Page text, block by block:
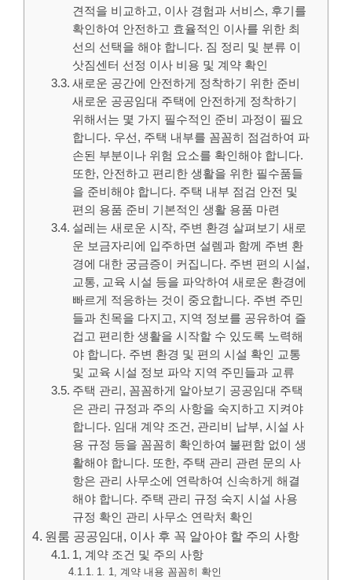
견적을 비교하고, 이사 경험과 서비스, 후기를
확인하여 안전하고 효율적인 이사를 위한 최
선의 선택을 해야 합니다. 짐 정리 및 분류 이
삿짐센터 선정 이사 비용 및 계약 확인
새로운 공간에 안전하게 정착하기 위한 준비
새로운 공공임대 주택에 안전하게 정착하기
위해서는 몇 가지 필수적인 준비 과정이 필요
합니다. 우선, 주택 내부를 꼼꼼히 점검하여 파
손된 부분이나 위험 요소를 확인해야 합니다.
또한, 안전하고 편리한 생활을 위한 필수품들
을 준비해야 합니다. 주택 내부 점검 안전 및
편의 용품 준비 기본적인 생활 용품 마련
설레는 새로운 시작, 주변 환경 살펴보기 새로
운 보금자리에 입주하면 설렘과 함께 주변 환
경에 대한 궁금증이 커집니다. 주변 편의 시설,
교통, 교육 시설 등을 파악하여 새로운 환경에
빠르게 적응하는 것이 중요합니다. 주변 주민
들과 친목을 다지고, 지역 정보를 공유하여 즐
겁고 편리한 생활을 시작할 수 있도록 노력해
야 합니다. 주변 환경 및 편의 시설 확인 교통
및 교육 시설 정보 파악 지역 주민들과 교류
주택 관리, 꼼꼼하게 알아보기 공공임대 주택
은 관리 규정과 주의 사항을 숙지하고 지켜야
합니다. 임대 계약 조건, 관리비 납부, 시설 사
용 규정 등을 꼼꼼히 확인하여 불편함 없이 생
활해야 합니다. 또한, 주택 관리 관련 문의 사
항은 관리 사무소에 연락하여 신속하게 해결
해야 합니다. 주택 관리 규정 숙지 시설 사용
규정 확인 관리 사무소 연락처 확인
원룸 공공임대, 이사 후 꼭 알아야 할 주의 사항
1, 계약 조건 및 주의 사항
1. 1, 계약 내용 꼼꼼히 확인